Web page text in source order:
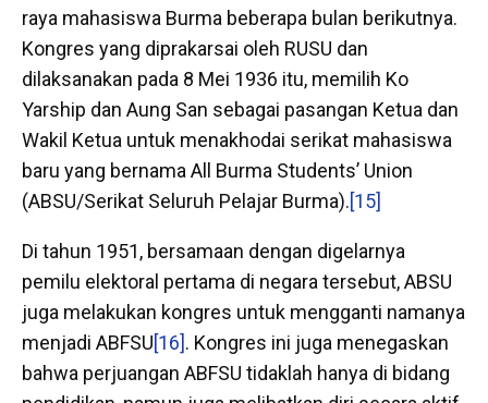
raya mahasiswa Burma beberapa bulan berikutnya.
Kongres yang diprakarsai oleh RUSU dan
dilaksanakan pada 8 Mei 1936 itu, memilih Ko
Yarship dan Aung San sebagai pasangan Ketua dan
Wakil Ketua untuk menakhodai serikat mahasiswa
baru yang bernama All Burma Students’ Union
(ABSU/Serikat Seluruh Pelajar Burma).[15]
Di tahun 1951, bersamaan dengan digelarnya
pemilu elektoral pertama di negara tersebut, ABSU
juga melakukan kongres untuk mengganti namanya
menjadi ABFSU[16]. Kongres ini juga menegaskan
bahwa perjuangan ABFSU tidaklah hanya di bidang